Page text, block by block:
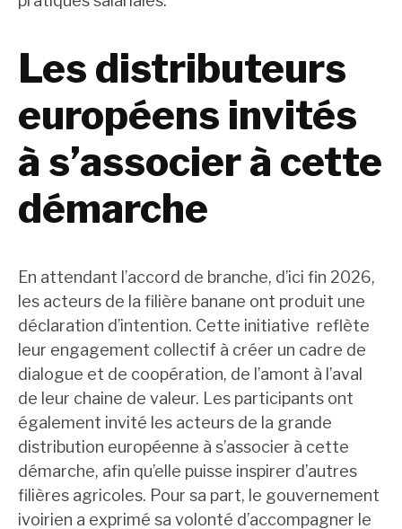
Les distributeurs
européens invités
à s’associer à cette
démarche
En attendant l’accord de branche, d’ici fin 2026,
les acteurs de la filière banane ont produit une
déclaration d’intention. Cette initiative reflète
leur engagement collectif à créer un cadre de
dialogue et de coopération, de l’amont à l’aval
de leur chaine de valeur. Les participants ont
également invité les acteurs de la grande
distribution européenne à s’associer à cette
démarche, afin qu’elle puisse inspirer d’autres
filières agricoles. Pour sa part, le gouvernement
ivoirien a exprimé sa volonté d’accompagner le